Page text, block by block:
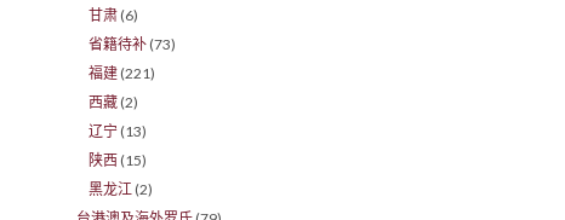
甘肃 (6)
省籍待补 (73)
福建 (221)
西藏 (2)
辽宁 (13)
陕西 (15)
黑龙江 (2)